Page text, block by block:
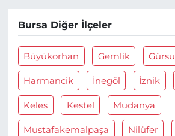
Bursa Diğer İlçeler
Büyükorhan Gemlik Gürsu
Harmancik İnegöl İznik
Keles Kestel Mudanya
Mustafakemalpaşa Nilüfer